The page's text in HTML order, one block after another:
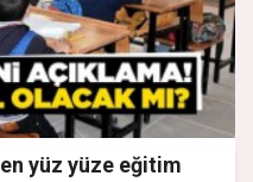
yüz yüze eğitim